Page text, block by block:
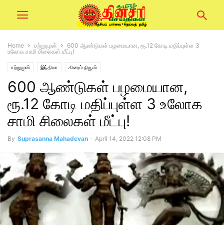
Home சற்றுமுன்
600 ஆண்டுகள் பழமையான, ரூ.12 கோடி மதிப்புள்ள 3
உலோக சாமி சிலைகள் மீட்பு!
சற்றுமுன் இந்தியா கிரைம் நியூஸ்
600 ஆண்டுகள் பழமையான,
ரூ.12 கோடி மதிப்புள்ள 3 உலோக
சாமி சிலைகள் மீட்பு!
By Suprasanna Mahadevan - April 14, 2022 12:08 PM